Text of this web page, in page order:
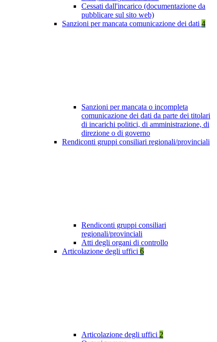
Cessati dall'incarico (documentazione da
pubblicare sul sito web)
Sanzioni per mancata comunicazione dei dati 4
Sanzioni per mancata o incompleta
comunicazione dei dati da parte dei titolari
di incarichi politici, di amministrazione, di
direzione o di governo
Rendiconti gruppi consiliari regionali/provinciali
Rendiconti gruppi consiliari
regionali/provinciali
Atti degli organi di controllo
Articolazione degli uffici 6
Articolazione degli uffici 2